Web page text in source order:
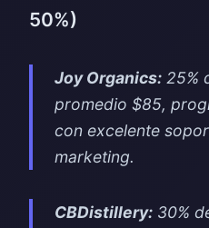
50%)
Joy Organics: 25%
promedio $85,
con excelente
marketing.
CBDistillery: 30%